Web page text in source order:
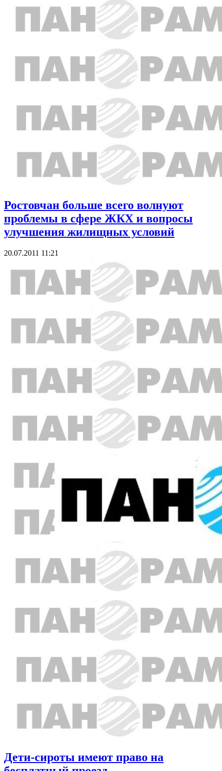
Ростовчан больше всего волнуют
проблемы в сфере ЖКХ и вопросы
улучшения жилищных условий
20.07.2011 11:21
Дети-сироты имеют право на